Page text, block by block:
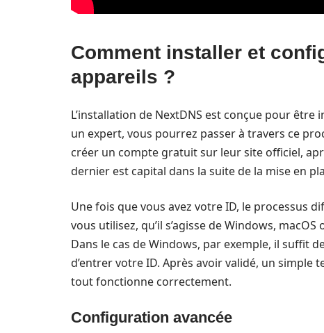
Comment installer et
appareils ?
L’installation de NextDNS est conçue pour
un expert, vous pourrez passer à travers ce
créer un compte gratuit sur leur site officiel,
dernier est capital dans la suite de la mise en
Une fois que vous avez votre ID, le processus
vous utilisez, qu’il s’agisse de Windows,
Dans le cas de Windows, par exemple, il suffit
d’entrer votre ID. Après avoir validé, un
tout fonctionne correctement.
Configuration avancée